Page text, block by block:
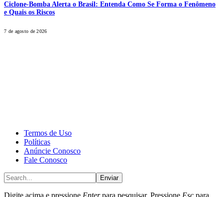
Ciclone-Bomba Alerta o Brasil: Entenda Como Se Forma o Fenômeno
e Quais os Riscos
7 de agosto de 2026
Termos de Uso
Políticas
Anúncie Conosco
Fale Conosco
Enviar
Digite acima e pressione Enterpara pesquisar. Pressione Esc para